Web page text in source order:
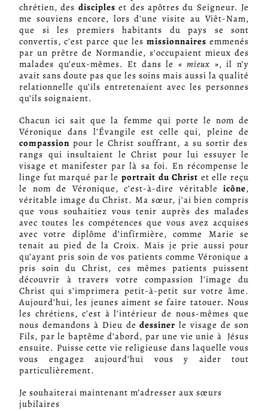
chrétien, des disciples et des apôtres du Seigneur. Je
me souviens encore, lors d’une visite au Viêt-Nam,
que si les premiers habitants du pays se sont
convertis, c’est parce que les missionnaires emmenés
par un prêtre de Normandie, s’occupaient mieux des
malades qu’eux-mêmes. Et dans le « mieux », il n’y
avait sans doute pas que les soins mais aussi la qualité
relationnelle qu’ils entretenaient avec les personnes
qu’ils soignaient.
Chacun ici sait que la femme qui porte le nom de
Véronique dans l’Évangile est celle qui, pleine de
compassion pour le Christ souffrant, a su sortir des
rangs qui insultaient le Christ pour lui essuyer le
visage et manifester par là sa foi. En récompense le
linge fut marqué par le portrait du Christ et elle reçu
le nom de Véronique, c’est-à-dire véritable icône,
véritable image du Christ. Ma sœur, j’ai bien compris
que vous souhaitiez vous tenir auprès des malades
avec toutes les compétences que vous avez acquises
avec votre diplôme d’infirmière, comme Marie se
tenait au pied de la Croix. Mais je prie aussi pour
qu’ayant pris soin de vos patients comme Véronique a
pris soin du Christ, ces mêmes patients puissent
découvrir à travers votre compassion l’image du
Christ qui s’imprimera petit-à-petit sur votre âme.
Aujourd’hui, les jeunes aiment se faire tatouer. Nous
les chrétiens, c’est à l’intérieur de nous-mêmes que
nous demandons à Dieu dedessiner le visage de son
Fils, par le baptême d’abord, par une vie unie à Jésus
ensuite. Puisse cette vie religieuse dans laquelle vous
vous engagez aujourd’hui vous y aider tout
particulièrement.
Je souhaiterai maintenant m’adresser aux sœurs
jubilaires